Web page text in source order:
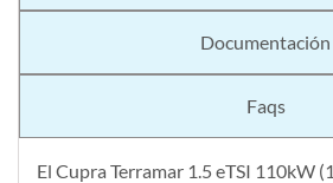
Documentación
Faqs
El Cupra Terramar 1.5 eTSI 110kW